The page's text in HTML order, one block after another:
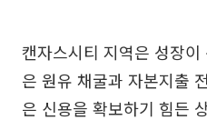
캔자스시티 지역은 성장
은 원유 채굴과 자본지출
은 신용을 확보하기 힘든